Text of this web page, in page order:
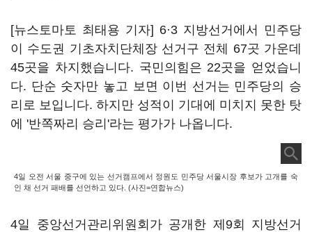
[뉴스토마토 최태용 기자] 6·3 지방선거에서 민주당
이 수도권 기초자치단체장 선거구 전체 67곳 가운데
45곳을 차지했습니다. 국민의힘은 22곳을 얻었습니
다. 단순 숫자만 놓고 보면 이번 선거는 민주당의 승
리로 보입니다. 하지만 성적이 기대에 미치지 못한 탓
에 '반쪽짜리 승리'라는 평가가 나옵니다.
4일 오전 서울 중구에 있는 선거캠프에서 정원도 민주당 서울시장 후보가 고개를 숙
인 채 선거 패배를 선언하고 있다. (사진=연합뉴스)
4일 중앙선거관리위원회가 공개한 제9회 지방선거